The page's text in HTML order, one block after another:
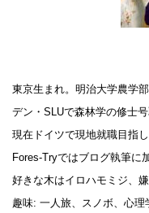
東京生まれ。明治大学農学
デン・SLUで森林学の修士号
現在ドイツで現地就職目指し
Fores-Tryではブログ執筆に
好きな木はイロハモミジ、嫌
趣味: 一人旅、スノボ、心理